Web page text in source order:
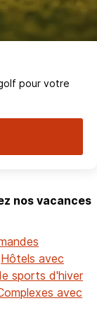
pour votre
nos vacances
Hôtels avec
sports d'hiver
avec